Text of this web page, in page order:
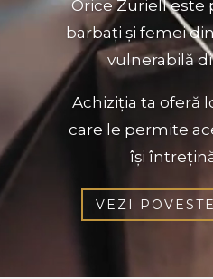
Orice Zuriell este
barbați și femei
vulnerabilă
Achiziția ta oferă
care le permite
își
VEZI